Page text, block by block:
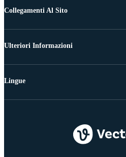
Collegamenti Al Sito
Ulteriori Informazioni
Lingue